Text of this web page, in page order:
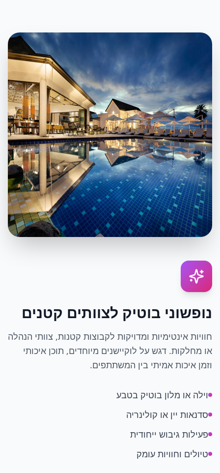
נופשוני בוטיק לצוותים קטנים
חוויות אינטימיות ומדויקות לקבוצות קטנות, צוותי הנהלה
או מחלקות. דגש על לוקיישנים מיוחדים, תוכן איכותי
וזמן איכות אמיתי בין המשתתפים.
וילה או מלון בוטיק בטבע
סדנאות יין או קולינריה
פעילות גיבוש ייחודית
טיולים וחוויות עומק